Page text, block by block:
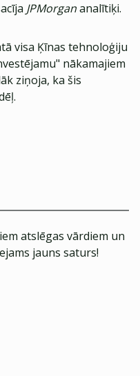
JPMorgananalītiķi.
visa Ķīnas tehnoloģiju
nākamajiem
ziņoja, ka šis
atslēgas vārdiem un
jauns saturs!